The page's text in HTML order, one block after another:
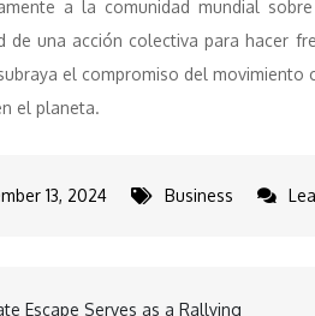
a la comunidad mundial
de una acción colectiva para hacer
subraya el compromiso del
el planeta.
13, 2024 Business
Escape Serves as a Rallying